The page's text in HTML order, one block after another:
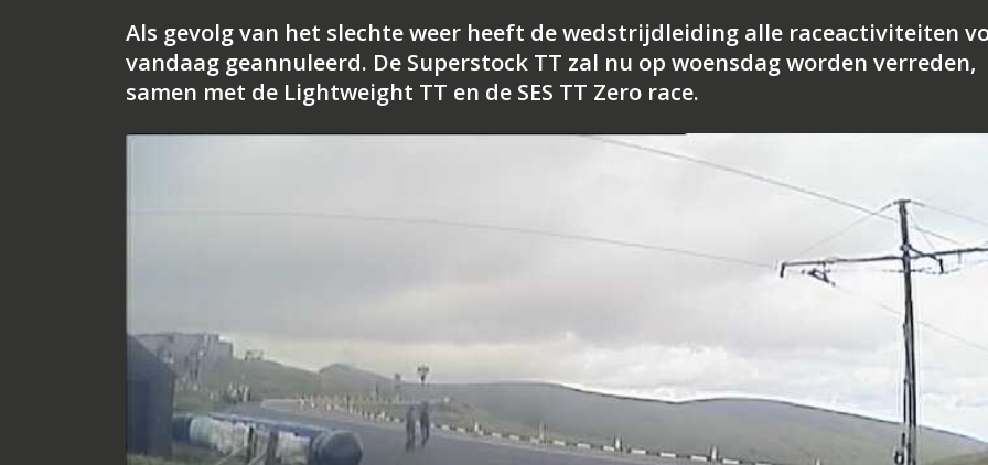
Als gevolg van het slechte weer heeft de wedstrijdleiding alle raceactiviteiten
vandaag geannuleerd. De Superstock TT zal nu op woensdag worden verreden,
samen met de Lightweight TT en de SES TT Zero race.